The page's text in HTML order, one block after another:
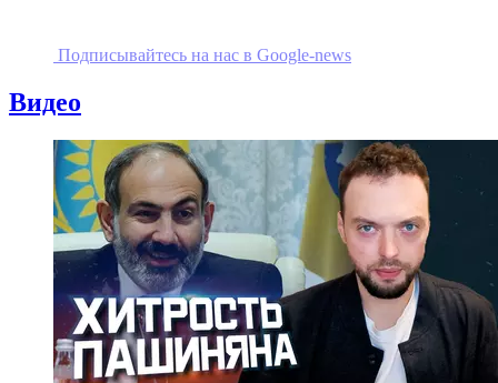
Подписывайтесь на наc в Google-news
Видео